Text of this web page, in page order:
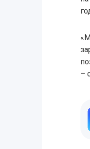
–